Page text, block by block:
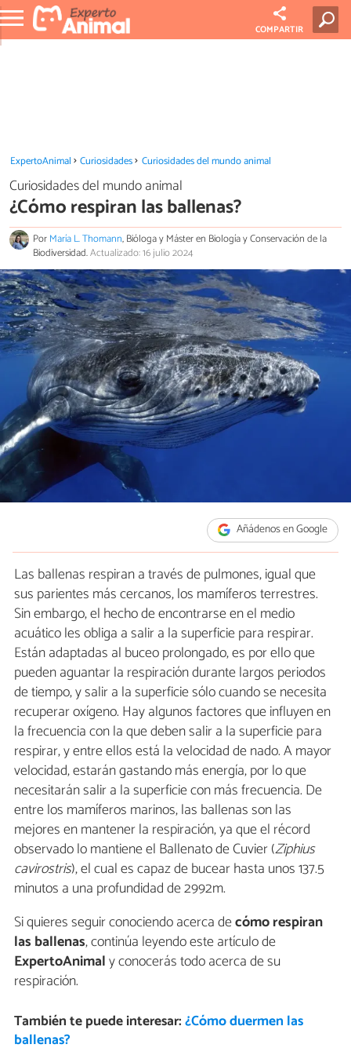
COMPARTIR
ExpertoAnimal Curiosidades Curiosidades del mundo animal
Curiosidades del mundo animal
¿Cómo respiran las ballenas?
PorMaría L. Thomann, Bióloga y Máster en Biología y Conservación de la
Biodiversidad.Actualizado: 16 julio 2024
Añádenos en Google
Las ballenas respiran a través de pulmones, igual que
sus parientes más cercanos, los mamíferos terrestres.
Sin embargo, el hecho de encontrarse en el medio
acuático les obliga a salir a la superficie para respirar.
Están adaptadas al buceo prolongado, es por ello que
pueden aguantar la respiración durante largos periodos
de tiempo, y salir a la superficie sólo cuando se necesita
recuperar oxígeno. Hay algunos factores que influyen en
la frecuencia con la que deben salir a la superficie para
respirar, y entre ellos está la velocidad de nado. A mayor
velocidad, estarán gastando más energía, por lo que
necesitarán salir a la superficie con más frecuencia. De
entre los mamíferos marinos, las ballenas son las
mejores en mantener la respiración, ya que el récord
observado lo mantiene el Ballenato de Cuvier (Ziphius
cavirostris), el cual es capaz de bucear hasta unos 137.5
minutos a una profundidad de 2992m.
Si quieres seguir conociendo acerca decómo respiran
las ballenas, continúa leyendo este artículo de
ExpertoAnimaly conocerás todo acerca de su
respiración.
También te puede interesar:¿Cómo duermen las
ballenas?